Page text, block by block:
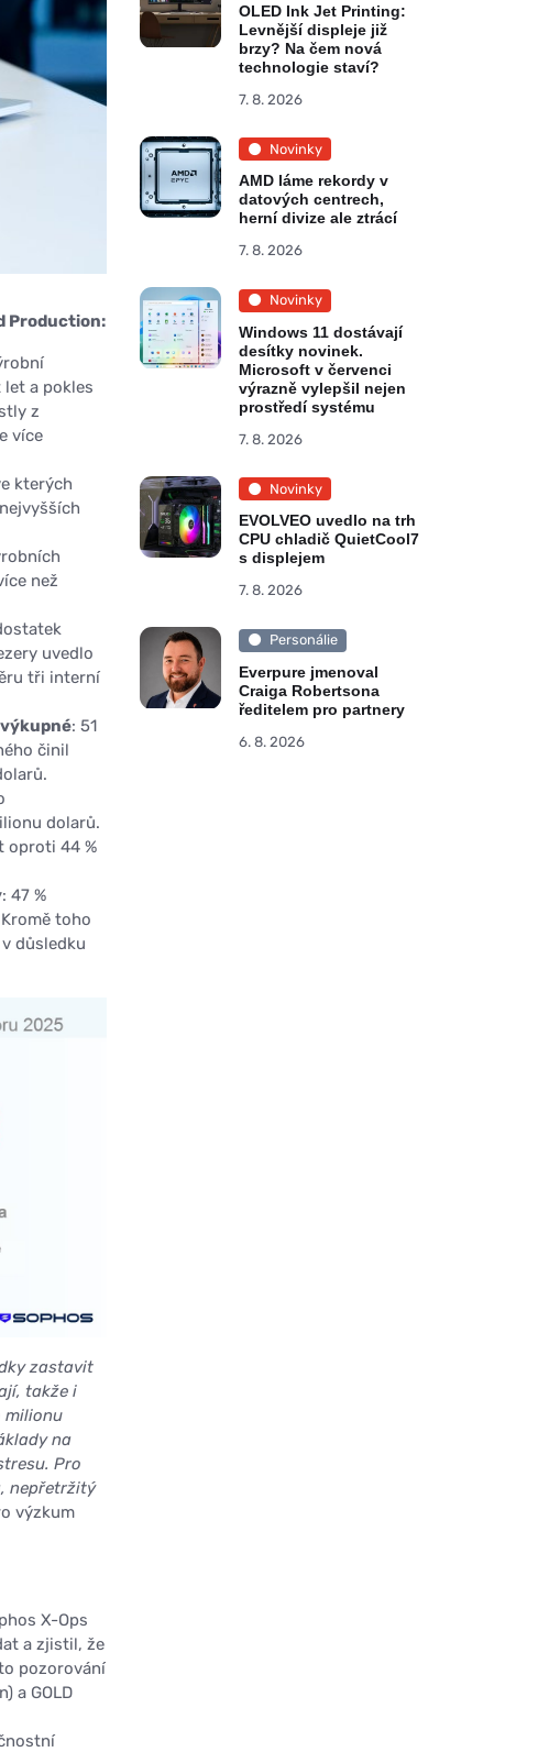
Production:
a pokles
z
více
kterých
než
uvedlo
tři interní
: 51
činil
dolarů.
oproti 44 %
: 47 %
toho
důsledku
zastavit
takže i
milionu
na
Pro
nepřetržitý
výzkum
X-Ops
a zjistil, že
pozorování
a GOLD
OLED Ink Jet Printing:
Levnější displeje již
brzy? Na čem nová
technologie staví?
7. 8. 2026
Novinky
AMD láme rekordy v
datových centrech,
herní divize ale ztrácí
7. 8. 2026
Novinky
Windows 11 dostávají
desítky novinek.
Microsoft v červenci
výrazně vylepšil nejen
prostředí systému
7. 8. 2026
Novinky
EVOLVEO uvedlo na trh
CPU chladič QuietCool7
s displejem
7. 8. 2026
Personálie
Everpure jmenoval
Craiga Robertsona
ředitelem pro partnery
6. 8. 2026